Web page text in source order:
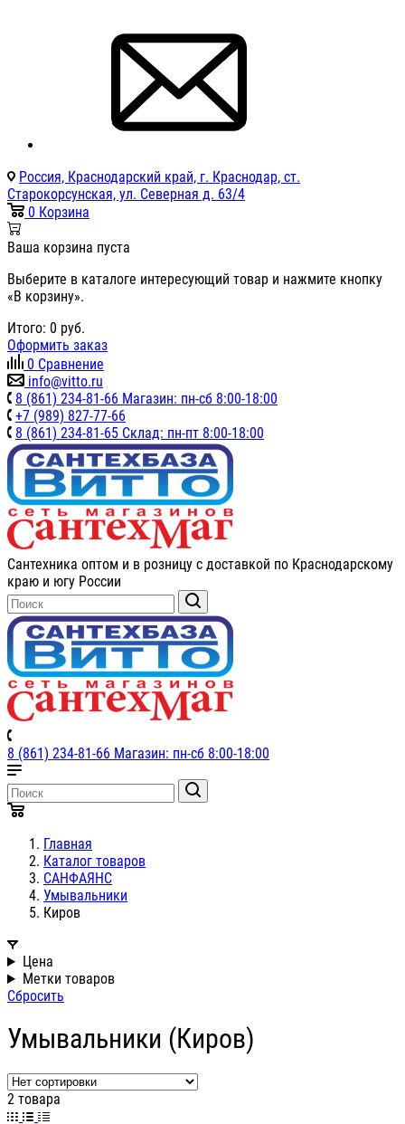
Россия, Краснодарский край, г. Краснодар, ст.
Старокорсунская, ул. Северная д. 63/4
0 Корзина
Ваша корзина пуста
Выберите в каталоге интересующий товар и нажмите кнопку
«В корзину».
Итого: 0 руб.
Оформить заказ
0 Сравнение
info@vitto.ru
8 (861) 234-81-66 Магазин: пн-сб 8:00-18:00
+7 (989) 827-77-66
8 (861) 234-81-65 Склад: пн-пт 8:00-18:00
Сантехника оптом и в розницу с доставкой по Краснодарскому
краю и югу России
8 (861) 234-81-66 Магазин: пн-сб 8:00-18:00
Главная
Каталог товаров
САНФАЯНС
Умывальники
Киров
Цена
Метки товаров
Сбросить
Умывальники (Киров)
2 товара